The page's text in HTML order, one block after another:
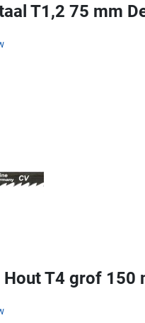
T1,2 75 mm
Hout T4 grof 150